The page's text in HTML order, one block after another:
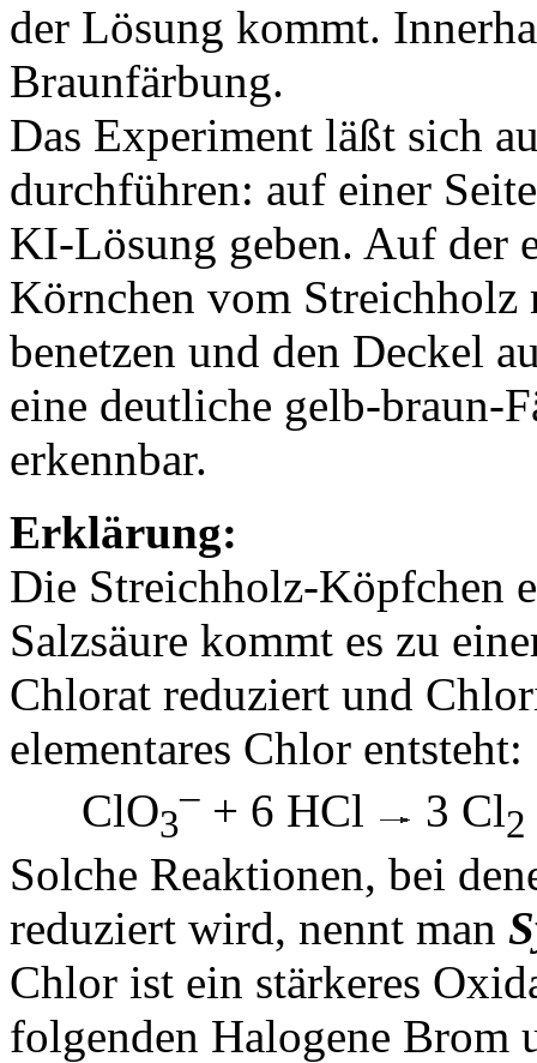
der Lösung kommt.
Braunfärbung.
Das Experiment läßt sich
durchführen: auf einer
KI-Lösung geben. Auf der
Körnchen vom Streichholz
benetzen und den Deckel
eine deutliche gelb-braun-
erkennbar.
Erklärung:
Die Streichholz-Köpfchen
Salzsäure kommt es zu
Chlorat reduziert und
elementares Chlor entsteht:
ClO3
– + 6 HCl 3 Cl2
Solche Reaktionen, bei
reduziert wird, nennt man
Chlor ist ein stärkeres
folgenden Halogene Brom